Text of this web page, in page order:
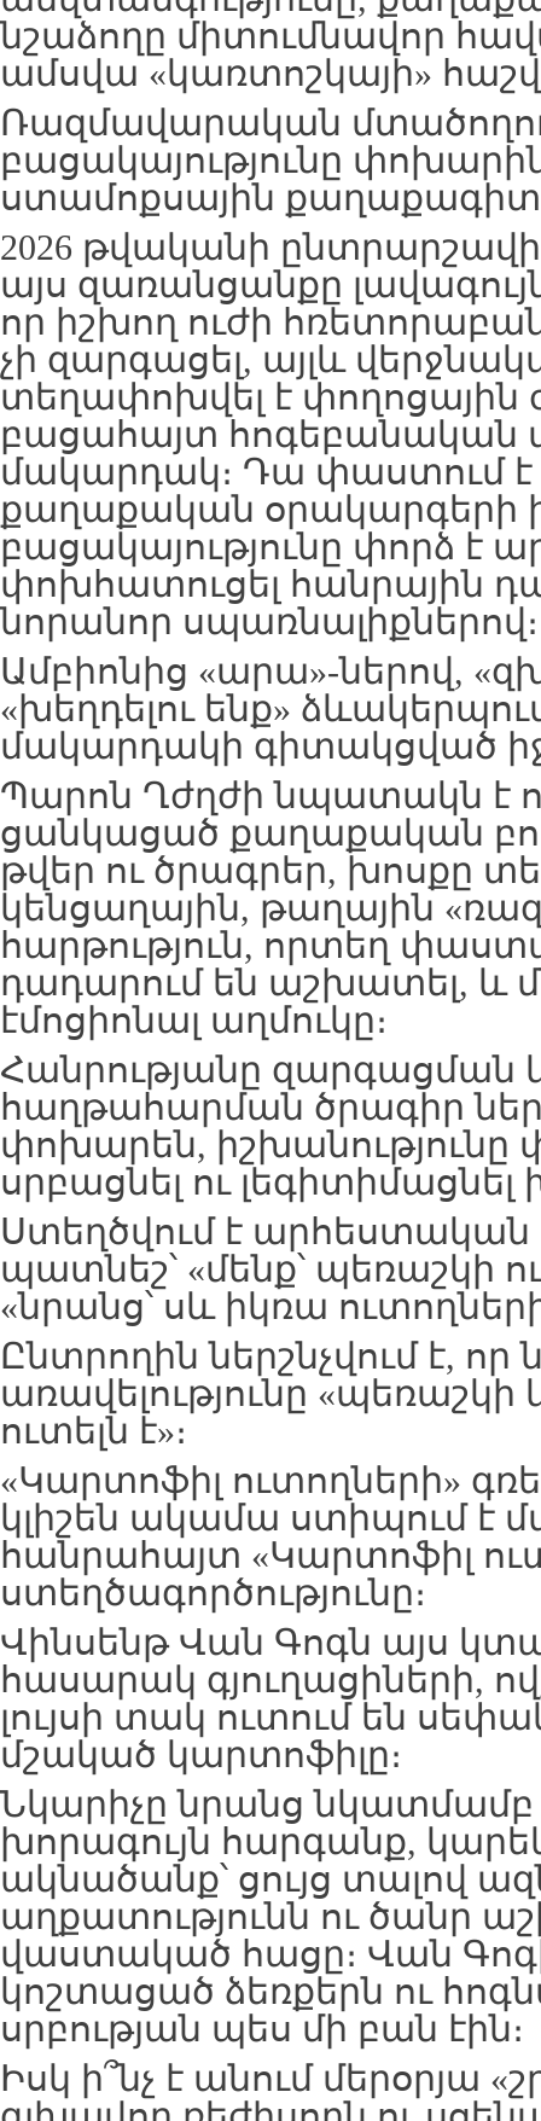
նշաձողը միտումնավոր
ամսվա «կառտոշկայի»
Ռազմավարական
բացակայությունը
ստամոքսային
2026 թվականի
այս զառանցանքը
որ իշխող ուժի
չի զարգացել, այլև
տեղափոխվել է փողոցային
բացահայտ հոգեբանական
մակարդակ։ Դա փաստում է
քաղաքական օրակարգերի
բացակայությունը փորձ է
փոխհատուցել հանրային
նորանոր սպառնալիքներով։
Ամբիոնից «արա»-ներով,
«խեղդելու ենք»
մակարդակի գիտակցված
Պարոն Ղժղժի նպատակն է
ցանկացած քաղաքական
թվեր ու ծրագրեր, խոսքը
կենցաղային, թաղային
հարթություն, որտեղ
դադարում են աշխատել, և
էմոցիոնալ աղմուկը։
Հանրությանը զարգացման
հաղթահարման ծրագիր
փոխարեն, իշխանությունը
սրբացնել ու լեգիտիմացնել
Ստեղծվում է
պատնեշ՝ «մենք՝ պեռաշկի
«նրանց՝ սև իկռա
Ընտրողին ներշնչվում է, որ
առավելությունը
ուտելն է»։
«Կարտոֆիլ ուտողների»
կլիշեն ակամա ստիպում է
հանրահայտ «Կարտոֆիլ
ստեղծագործությունը։
Վինսենթ Վան Գոգն այս
հասարակ գյուղացիների,
լույսի տակ ուտում են
մշակած կարտոֆիլը։
Նկարիչը նրանց նկատմամբ
խորագույն հարգանք,
ակնածանք՝ ցույց տալով
աղքատությունն ու ծանր
վաստակած հացը։ Վան
կոշտացած ձեռքերն ու
սրբության պես մի բան էին։
Իսկ ի՞նչ է անում մերօրյա